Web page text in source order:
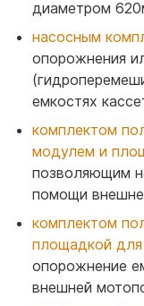
диаметром
насосным
опорожнения
емкостях
комплектом
модулем и
позволяющим
помощи
комплектом
площадкой
опорожнение
внешней